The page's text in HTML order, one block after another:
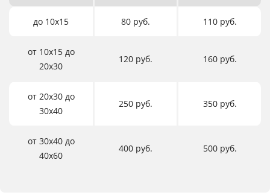
до 10х15 80 руб. 110 руб.
от 10х15 до
20х30
120 руб. 160 руб.
от 20х30 до
30х40
250 руб. 350 руб.
от 30х40 до
40х60
400 руб. 500 руб.